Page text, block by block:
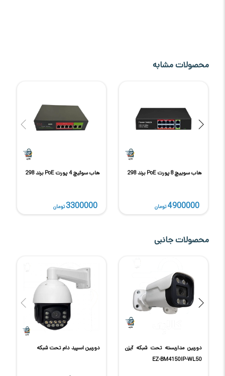
محصولات مشابه
هاب سوییچ 8 پورت PoE برند 298
4900000 تومان
هاب سوئیچ 4 پورت PoE برند 298
3300000تومان
محصولات جانبی
دوربین مداربسته تحت شبکه آیزن
EZ-BM4150IP-WL50
دوربین اسپید دام تحت شبکه